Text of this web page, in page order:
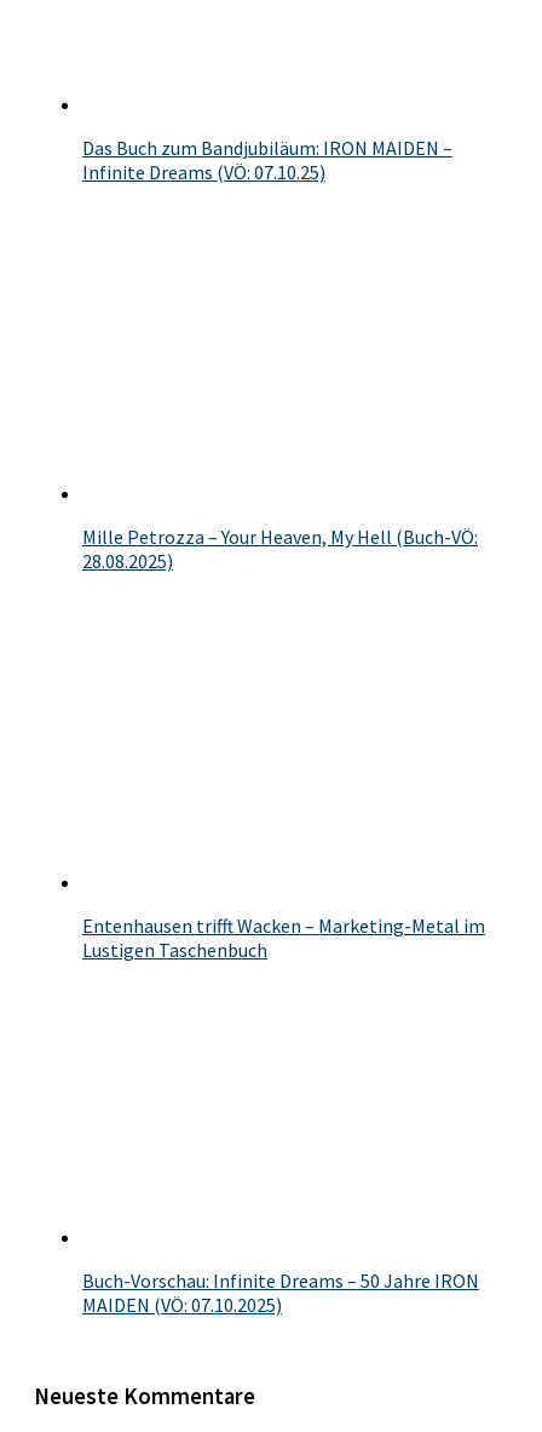
Das Buch zum Bandjubiläum: IRON MAIDEN –
Infinite Dreams (VÖ: 07.10.25)
Mille Petrozza – Your Heaven, My Hell (Buch-VÖ:
28.08.2025)
Entenhausen trifft Wacken – Marketing-Metal im
Lustigen Taschenbuch
Buch-Vorschau: Infinite Dreams – 50 Jahre IRON
MAIDEN (VÖ: 07.10.2025)
Neueste Kommentare